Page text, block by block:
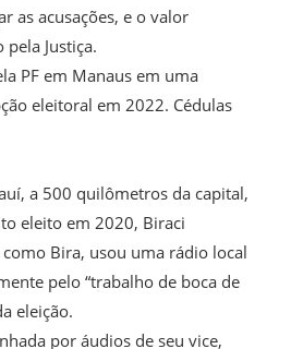
as acusações, e o valor
Justiça.
PF em Manaus em uma
eleitoral em 2022. Cédulas
a 500 quilômetros da capital,
eleito em 2020, Biraci
Bira, usou uma rádio local
pelo “trabalho de boca de
eleição.
por áudios de seu vice,